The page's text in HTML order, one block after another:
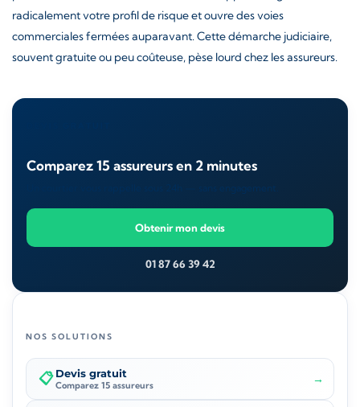
radicalement votre profil de risque et ouvre des voies
commerciales fermées auparavant. Cette démarche judiciaire,
souvent gratuite ou peu coûteuse, pèse lourd chez les assureurs.
Comparez 15 assureurs en 2 minutes
Un courtier vous rappelle sous 24h — sans engagement.
Obtenir mon devis
01 87 66 39 42
NOS SOLUTIONS
📋 Devis gratuit
Comparez 15 assureurs →